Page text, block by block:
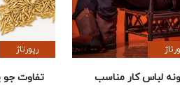
لباس کار مناسب
رپورتاژ
تفاوت جو